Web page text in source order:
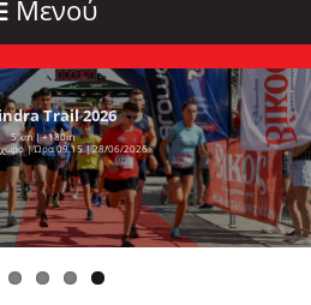
Μενού
5 km | +180m
| Ώρα 09.15 | 28/06/2026
Trail 2026